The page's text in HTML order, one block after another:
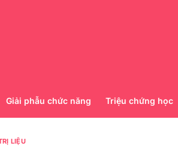
Giải phẫu chức năng Triệu chứng học
LIỆU